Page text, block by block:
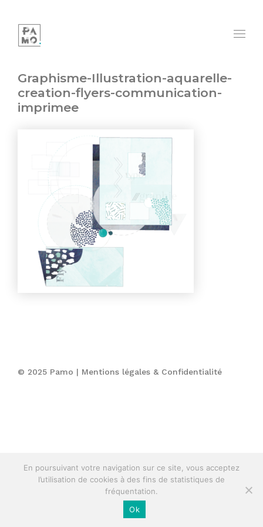
Graphisme-Illustration-aquarelle-
creation-flyers-communication-
imprimee
© 2025 Pamo | Mentions légales & Confidentialité
En poursuivant votre navigation sur ce site, vous acceptez
l’utilisation de cookies à des fins de statistiques de
fréquentation.
Ok